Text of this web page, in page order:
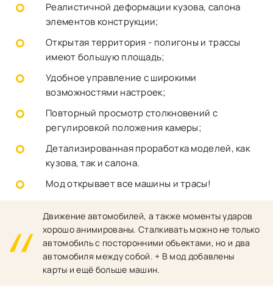
Реалистичной деформации кузова, салона
элементов конструкции;
Открытая территория - полигоны и трассы
имеют большую площадь;
Удобное управление с широкими
возможностями настроек;
Повторный просмотр столкновений с
регулировкой положения камеры;
Детализированная проработка моделей, как
кузова, так и салона.
Мод открывает все машины и трасы!
Движение автомобилей, а также моменты ударов
хорошо анимированы. Сталкивать можно не только
автомобиль с посторонними объектами, но и два
автомобиля между собой. + В мод добавлены
карты и ещё больше машин.